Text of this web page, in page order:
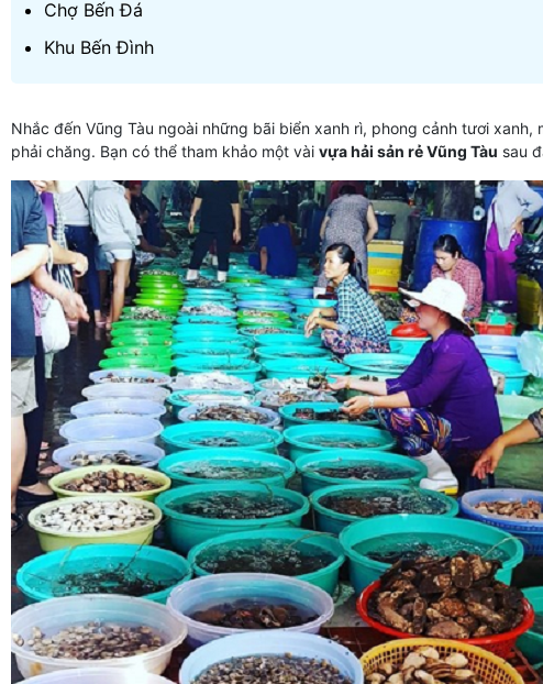
Chợ Bến Đá
Khu Bến Đình
Nhắc đến Vũng Tàu ngoài những bãi biển xanh rì, phong cảnh tươi
phải chăng. Bạn có thể tham khảo một vài vựa hải sản rẻ Vũng Tàu sau